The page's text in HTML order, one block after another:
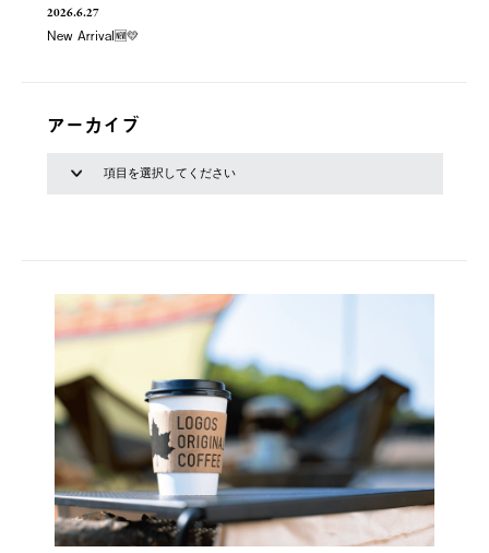
2026.6.27
New Arrival🆕💛
アーカイブ